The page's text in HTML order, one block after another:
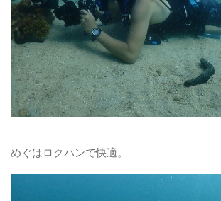
めぐはロクハンで快適。